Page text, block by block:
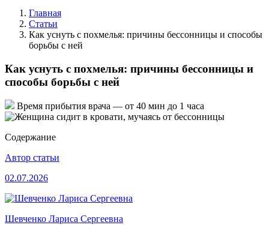
Главная
Статьи
Как уснуть с похмелья: причины бессонницы и способы
борьбы с ней
Как уснуть с похмелья: причины бессонницы и
способы борьбы с ней
Время прибытия врача — от 40 мин до 1 часа
Содержание
Автор статьи
02.07.2026
Шевченко Лариса Сергеевна